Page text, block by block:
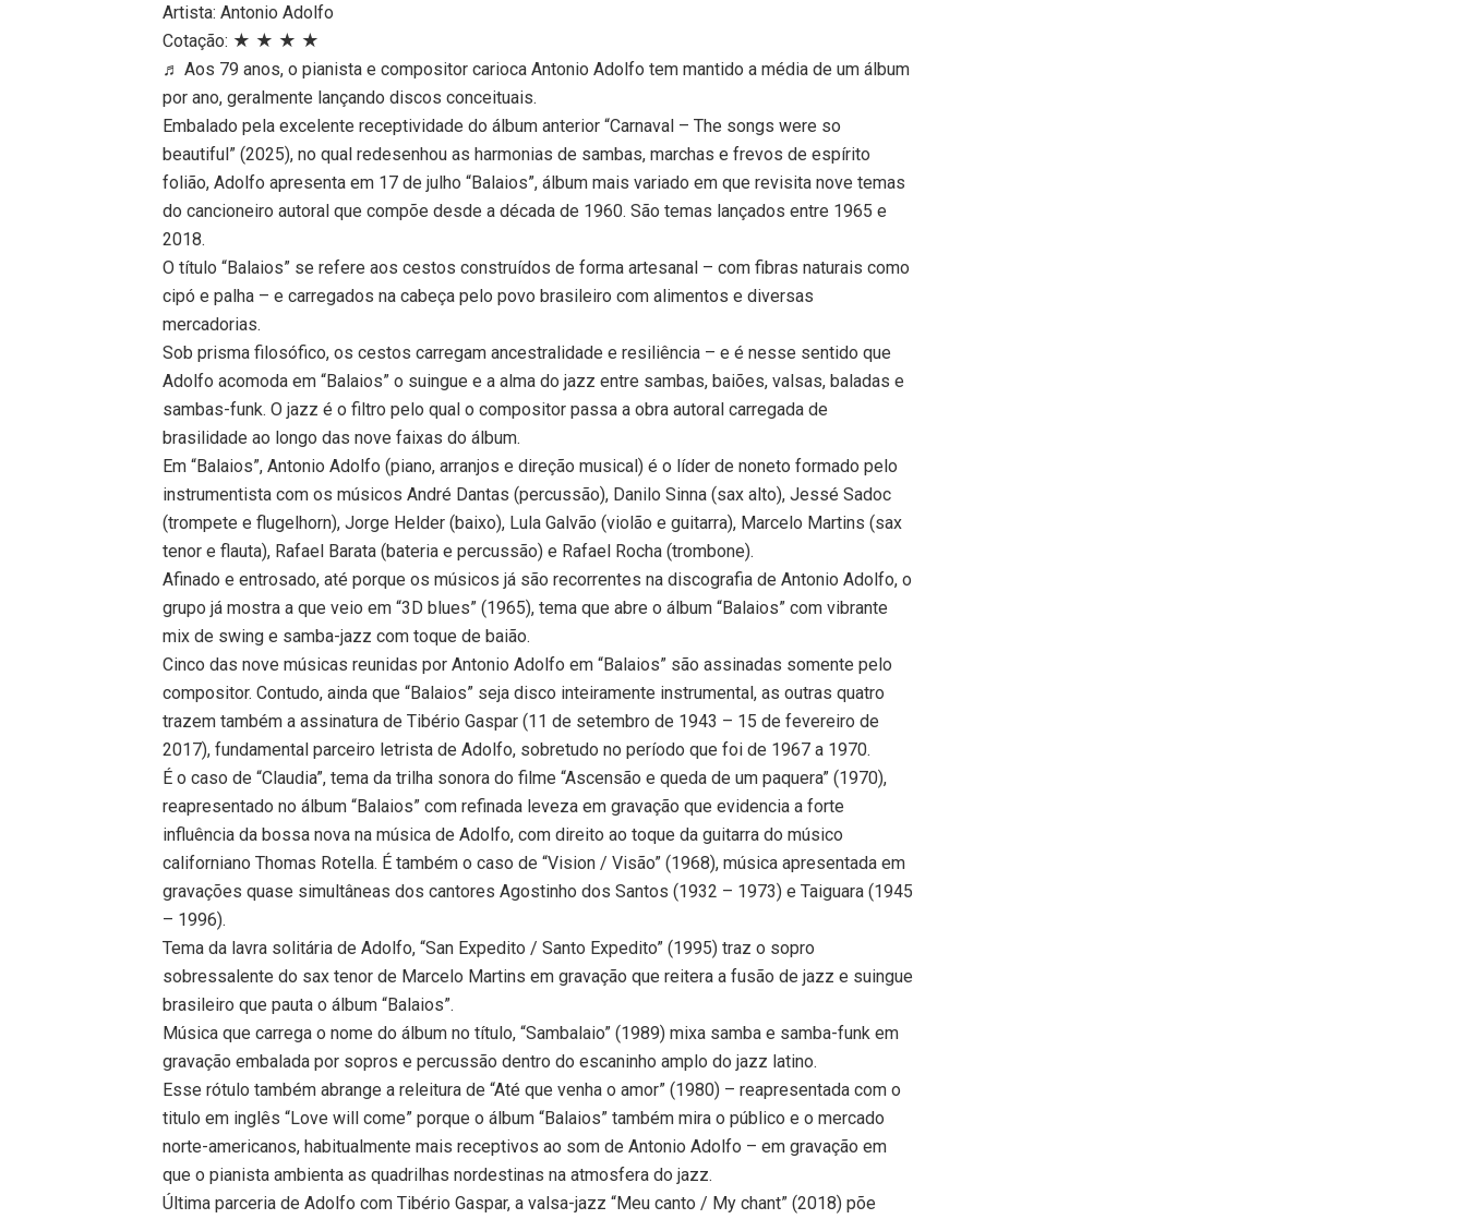
Artista: Antonio Adolfo
Cotação: ★ ★ ★ ★
♬ Aos 79 anos, o pianista e compositor carioca Antonio Adolfo tem mantido a média de um álbum
por ano, geralmente lançando discos conceituais.
Embalado pela excelente receptividade do álbum anterior “Carnaval – The songs were so
beautiful” (2025), no qual redesenhou as harmonias de sambas, marchas e frevos de espírito
folião, Adolfo apresenta em 17 de julho “Balaios”, álbum mais variado em que revisita nove temas
do cancioneiro autoral que compõe desde a década de 1960. São temas lançados entre 1965 e
2018.
O título “Balaios” se refere aos cestos construídos de forma artesanal – com fibras naturais como
cipó e palha – e carregados na cabeça pelo povo brasileiro com alimentos e diversas
mercadorias.
Sob prisma filosófico, os cestos carregam ancestralidade e resiliência – e é nesse sentido que
Adolfo acomoda em “Balaios” o suingue e a alma do jazz entre sambas, baiões, valsas, baladas e
sambas-funk. O jazz é o filtro pelo qual o compositor passa a obra autoral carregada de
brasilidade ao longo das nove faixas do álbum.
Em “Balaios”, Antonio Adolfo (piano, arranjos e direção musical) é o líder de noneto formado pelo
instrumentista com os músicos André Dantas (percussão), Danilo Sinna (sax alto), Jessé Sadoc
(trompete e flugelhorn), Jorge Helder (baixo), Lula Galvão (violão e guitarra), Marcelo Martins (sax
tenor e flauta), Rafael Barata (bateria e percussão) e Rafael Rocha (trombone).
Afinado e entrosado, até porque os músicos já são recorrentes na discografia de Antonio Adolfo, o
grupo já mostra a que veio em “3D blues” (1965), tema que abre o álbum “Balaios” com vibrante
mix de swing e samba-jazz com toque de baião.
Cinco das nove músicas reunidas por Antonio Adolfo em “Balaios” são assinadas somente pelo
compositor. Contudo, ainda que “Balaios” seja disco inteiramente instrumental, as outras quatro
trazem também a assinatura de Tibério Gaspar (11 de setembro de 1943 – 15 de fevereiro de
2017), fundamental parceiro letrista de Adolfo, sobretudo no período que foi de 1967 a 1970.
É o caso de “Claudia”, tema da trilha sonora do filme “Ascensão e queda de um paquera” (1970),
reapresentado no álbum “Balaios” com refinada leveza em gravação que evidencia a forte
influência da bossa nova na música de Adolfo, com direito ao toque da guitarra do músico
californiano Thomas Rotella. É também o caso de “Vision / Visão” (1968), música apresentada em
gravações quase simultâneas dos cantores Agostinho dos Santos (1932 – 1973) e Taiguara (1945
– 1996).
Tema da lavra solitária de Adolfo, “San Expedito / Santo Expedito” (1995) traz o sopro
sobressalente do sax tenor de Marcelo Martins em gravação que reitera a fusão de jazz e suingue
brasileiro que pauta o álbum “Balaios”.
Música que carrega o nome do álbum no título, “Sambalaio” (1989) mixa samba e samba-funk em
gravação embalada por sopros e percussão dentro do escaninho amplo do jazz latino.
Esse rótulo também abrange a releitura de “Até que venha o amor” (1980) – reapresentada com o
titulo em inglês “Love will come” porque o álbum “Balaios” também mira o público e o mercado
norte-americanos, habitualmente mais receptivos ao som de Antonio Adolfo – em gravação em
que o pianista ambienta as quadrilhas nordestinas na atmosfera do jazz.
Última parceria de Adolfo com Tibério Gaspar, a valsa-jazz “Meu canto / My chant” (2018) põe